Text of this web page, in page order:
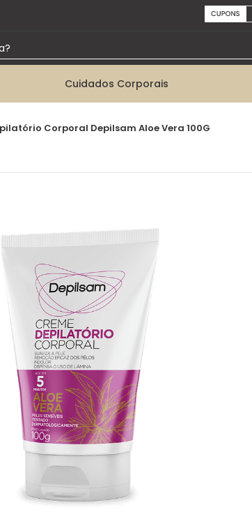
tabu
Cuidados Corporais
Corporal Depilsam Aloe Vera 100G